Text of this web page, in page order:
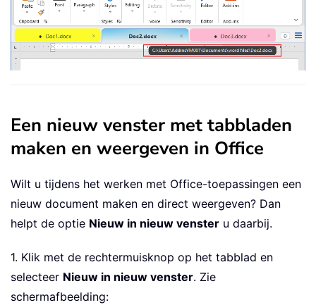
Een nieuw venster met tabbladen
maken en weergeven in Office
Wilt u tijdens het werken met Office-toepassingen een
nieuw document maken en direct weergeven? Dan
helpt de optie Nieuw in nieuw venster u daarbij.
1. Klik met de rechtermuisknop op het tabblad en
selecteer Nieuw in nieuw venster. Zie
schermafbeelding: